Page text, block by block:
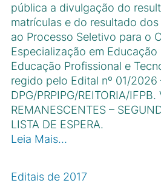
pública a divulgação do
matrículas e do resultado
ao Processo Seletivo para o
Especialização em Educação
Educação Profissional e
regido pelo Edital nº 01/2026
DPG/PRPIPG/REITORIA/IFPB.
REMANESCENTES –
LISTA DE ESPERA.
Leia Mais…
Editais de 2017